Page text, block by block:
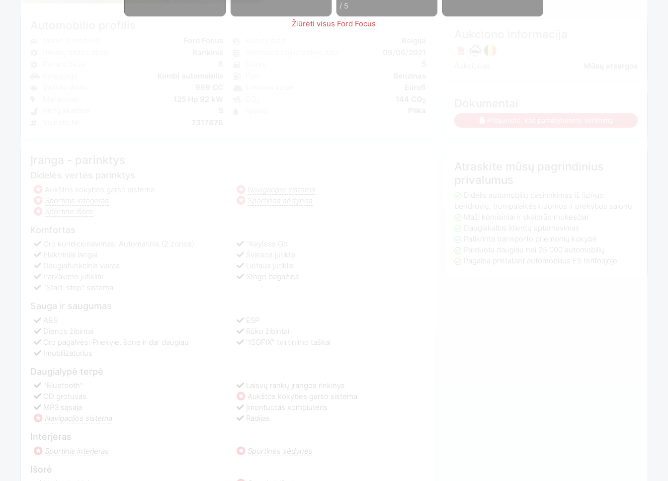
/ 5
Žiūrėti visus Ford Focus
Didelis automobilių pasirinkimas iš lizingo
bendrovių, trumpalaikės nuomos ir prekybos salonų
Maži komisiniai ir skaidrūs mokesčiai
Daugiakalbis klientų aptarnavimas
Patikrinta transporto priemonių kokybė
Parduota daugiau nei 25 000 automobilių
Pagalba pristatant automobilius ES teritorijoje
Aukštos kokybės garso sistema
Navigacijos sistema
Sportinis interjeras
Sportinės sėdynės
Sportinė išorė
Komfortas
Oro kondicionavimas: Automatinis (2 zonos)
Elektriniai langai
"Keyless Go
Šviesos jutiklis
Daugiafunkcinis vairas
Parkavimo jutikliai
Lietaus jutiklis
Stogo bagažinė
"Start-stop" sistema
Sauga ir saugumas
ABS
Dienos žibintai
ESP
Rūko žibintai
Oro pagalvės: Priekyje, šone ir dar daugiau
Imobilizatorius
"ISOFIX" tvirtinimo taškai
Daugialypė terpė
"Bluetooth"
CD grotuvas
Laisvų rankų įrangos rinkinys
Aukštos kokybės garso sistema
MP3 sąsaja
Navigacijos sistema
Įmontuotas kompiuteris
Radijas
Interjeras
Sportinis interjeras Sportinės sėdynės
Išorė